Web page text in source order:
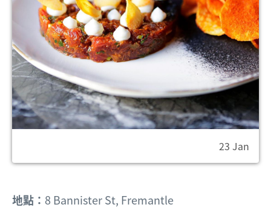
23 Jan
地點： 8 Bannister St, Fremantle